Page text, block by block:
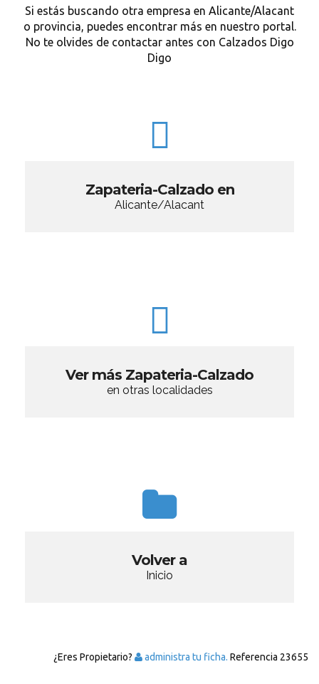
Si estás buscando otra empresa en Alicante/Alacant
o provincia, puedes encontrar más en nuestro portal.
No te olvides de contactar antes con Calzados Digo
Digo
Zapateria-Calzado en
Alicante/Alacant
Ver más Zapateria-Calzado
en otras localidades
Volver a
Inicio
¿Eres Propietario? administra tu ficha. Referencia 23655